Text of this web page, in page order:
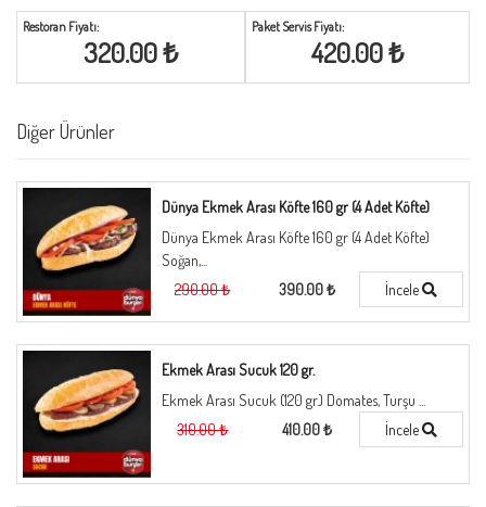
320.00 ₺ 420.00 ₺
Diğer Ürünler
Dünya Ekmek Arası Köfte 160 gr (4 Adet Köfte)
Dünya Ekmek Arası Köfte 160 gr (4 Adet Köfte)
Soğan,...
İncele
390.00 ₺
290.00 ₺
Ekmek Arası Sucuk 120 gr.
Ekmek Arası Sucuk (120 gr.) Domates, Turşu ...
İncele
410.00 ₺
310.00 ₺